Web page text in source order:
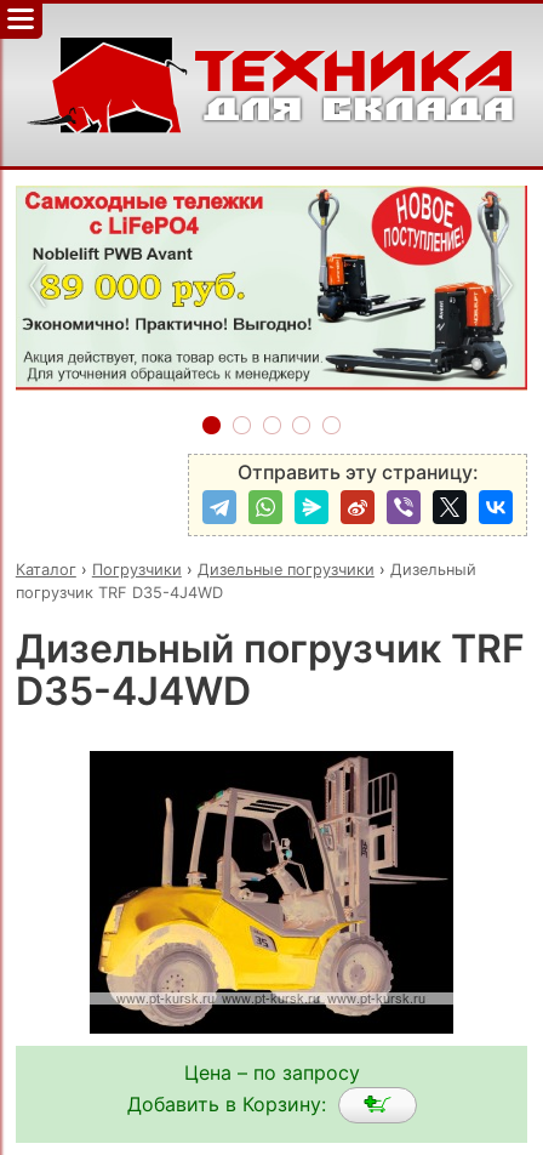
‹ ›
Отправить эту страницу:
Каталог› Погрузчики › Дизельные погрузчики › Дизельный
погрузчик TRF D35-4J4WD
Дизельный погрузчик TRF
D35-4J4WD
Цена – по запросу
Добавить в Корзину: